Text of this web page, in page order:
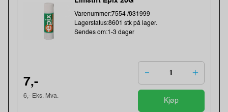
Varenummer:7554 /831999
Lagerstatus:8601 stk på lager.
Sendes om:1-3 dager
7,-
6,- Eks. Mva.
Kjøp